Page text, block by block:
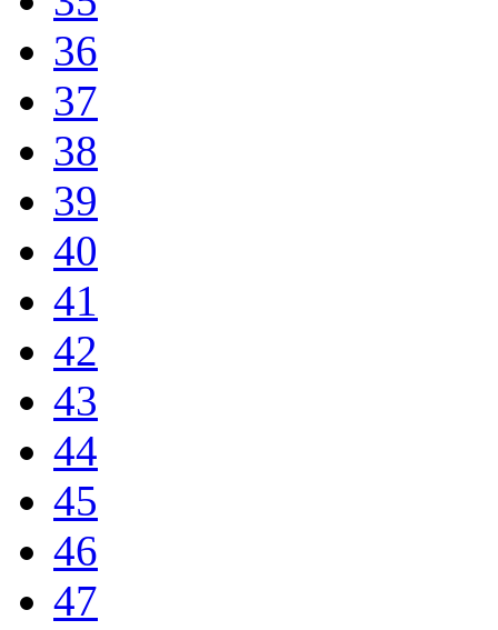
36
37
38
39
40
41
42
43
44
45
46
47